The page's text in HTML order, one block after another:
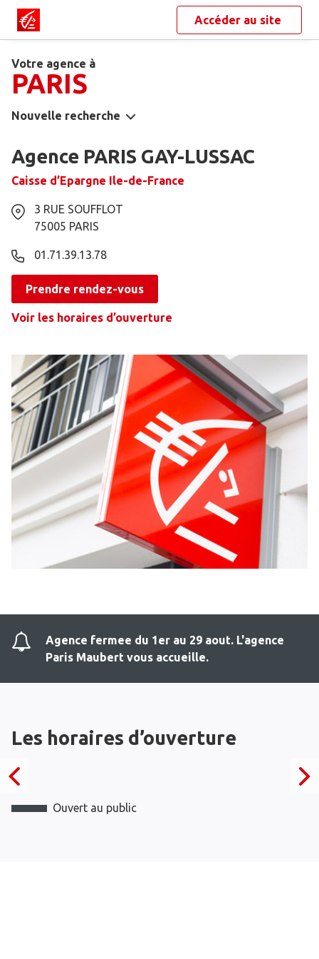
Accéder au site
Votre agence à
PARIS
Nouvelle recherche
Agence PARIS GAY-LUSSAC
Caisse d’Epargne Ile-de-France
3 RUE SOUFFLOT
75005 PARIS
01.71.39.13.78
Prendre rendez-vous
Voir les horaires d’ouverture
Agence fermee du 1er au 29 aout. L'agence
Paris Maubert vous accueille.
Les horaires d’ouverture
Ouvert au public